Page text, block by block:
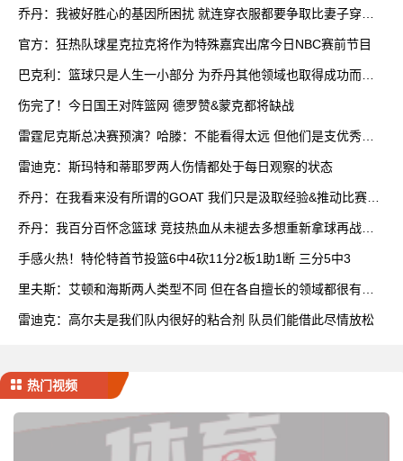
乔丹：我被好胜心的基因所困扰 就连穿衣服都要争取比妻子穿得
官方：狂热队球星克拉克将作为特殊嘉宾出席今日NBC赛前节目
巴克利：篮球只是人生一小部分 为乔丹其他领域也取得成功而自
伤完了！今日国王对阵篮网 德罗赞&蒙克都将缺战
雷霆尼克斯总决赛预演？哈滕：不能看得太远 但他们是支优秀球
雷迪克：斯玛特和蒂耶罗两人伤情都处于每日观察的状态
乔丹：在我看来没有所谓的GOAT 我们只是汲取经验&推动比赛发
乔丹：我百分百怀念篮球 竞技热血从未褪去多想重新拿球再战一
手感火热！特伦特首节投篮6中4砍11分2板1助1断 三分5中3
里夫斯：艾顿和海斯两人类型不同 但在各自擅长的领域都很有效
雷迪克：高尔夫是我们队内很好的粘合剂 队员们能借此尽情放松
热门视频